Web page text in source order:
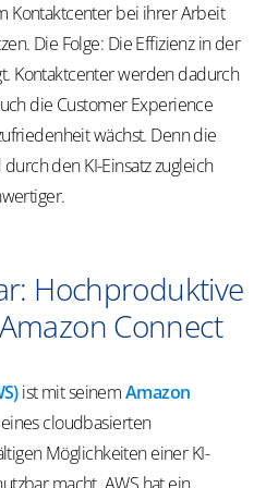
Kontaktcenter bei ihrer Arbeit
Die Folge: Die Effizienz in der
Kontaktcenter werden dadurch
die Customer Experience
wächst. Denn die
den KI-Einsatz zugleich
Hochproduktive
Connect
ist mit seinemAmazon
cloudbasierten
Möglichkeiten einer KI-